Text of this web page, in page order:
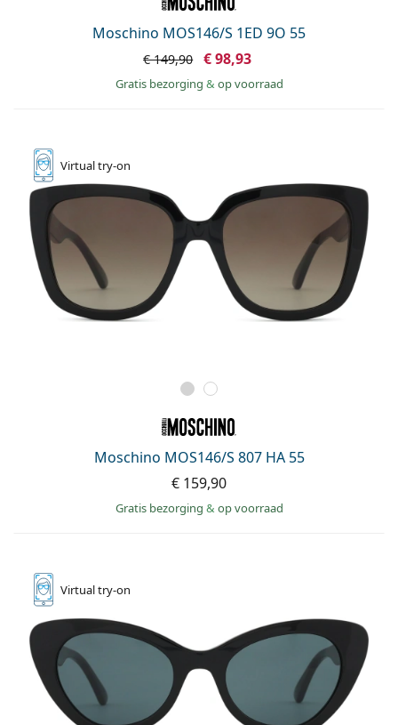
Moschino MOS146/S 1ED 9O 55
€ 149,90 € 98,93
Gratis bezorging & op voorraad
Virtualtry-on
Moschino MOS146/S 807 HA 55
€ 159,90
Gratis bezorging & op voorraad
Virtualtry-on